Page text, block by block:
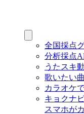
全国採点
分析採点
うたスキ
歌いたい
カラオケ
キョクナ
スマホが